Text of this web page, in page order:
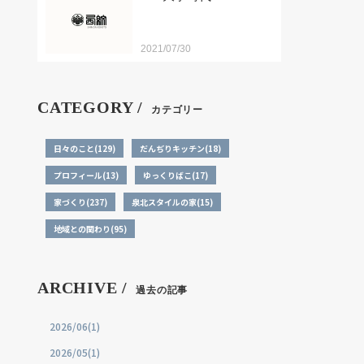
2021/07/30
CATEGORY / カテゴリー
日々のこと(129) だんぢりキッチン(18)
プロフィール(13) ゆっくりばこ(17)
家づくり(237) 泉北スタイルの家(15)
地域との関わり(95)
ARCHIVE / 過去の記事
2026/06(1)
2026/05(1)